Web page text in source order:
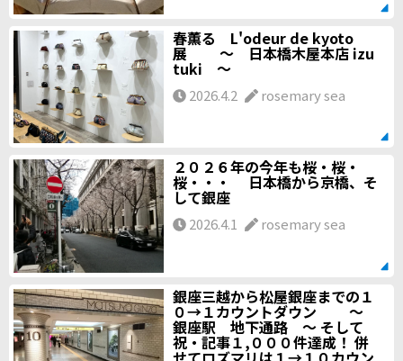
春薫る L'odeur de kyoto
展 ～ 日本橋木屋本店 izu
tuki ～
2026.4.2 rosemary sea
２０２６年の今年も桜・桜・
桜・・・ 日本橋から京橋、そ
して銀座
2026.4.1 rosemary sea
銀座三越から松屋銀座までの１
０→１カウントダウン ～
銀座駅 地下通路 ～ そして
祝・記事１,０００件達成！ 併